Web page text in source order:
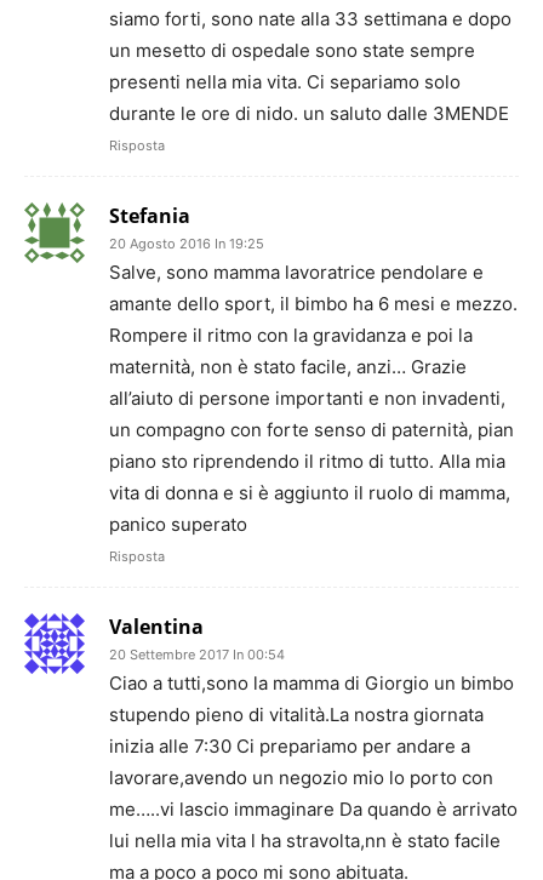
siamo forti, sono nate alla 33 settimana e dopo
un mesetto di ospedale sono state sempre
presenti nella mia vita. Ci separiamo solo
durante le ore di nido. un saluto dalle 3MENDE
Risposta
Stefania
20 Agosto 2016 In 19:25
Salve, sono mamma lavoratrice pendolare e
amante dello sport, il bimbo ha 6 mesi e mezzo.
Rompere il ritmo con la gravidanza e poi la
maternità, non è stato facile, anzi… Grazie
all’aiuto di persone importanti e non invadenti,
un compagno con forte senso di paternità, pian
piano sto riprendendo il ritmo di tutto. Alla mia
vita di donna e si è aggiunto il ruolo di mamma,
panico superato
Risposta
Valentina
20 Settembre 2017 In 00:54
Ciao a tutti,sono la mamma di Giorgio un bimbo
stupendo pieno di vitalità.La nostra giornata
inizia alle 7:30 Ci prepariamo per andare a
lavorare,avendo un negozio mio lo porto con
me…..vi lascio immaginare Da quando è arrivato
lui nella mia vita l ha stravolta,nn è stato facile
ma a poco a poco mi sono abituata.